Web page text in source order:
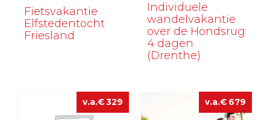
Fietsvakantie
Elfstedentocht
Friesland
Individuele
wandelvakantie
over de Hondsrug
4 dagen
(Drenthe)
€329 € 679